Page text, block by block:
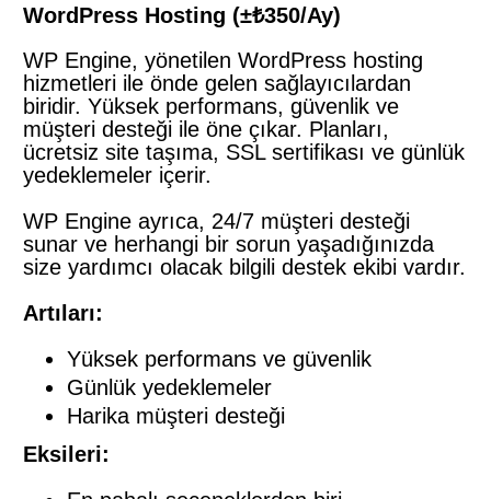
WordPress Hosting (±₺350/Ay)
WP Engine, yönetilen WordPress hosting
hizmetleri ile önde gelen sağlayıcılardan
biridir. Yüksek performans, güvenlik ve
müşteri desteği ile öne çıkar. Planları,
ücretsiz site taşıma, SSL sertifikası ve günlük
yedeklemeler içerir.
WP Engine ayrıca, 24/7 müşteri desteği
sunar ve herhangi bir sorun yaşadığınızda
size yardımcı olacak bilgili destek ekibi vardır.
Artıları:
Yüksek performans ve güvenlik
Günlük yedeklemeler
Harika müşteri desteği
Eksileri: